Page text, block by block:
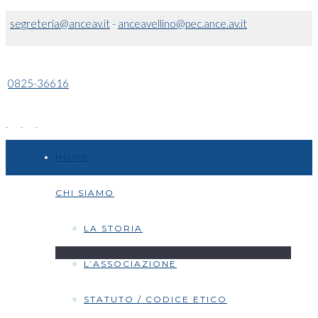
segreteria@anceav.it- anceavellino@pec.ance.av.it
0825-36616
CHI SIAMO
LA STORIA
L’ASSOCIAZIONE
STATUTO / CODICE ETICO